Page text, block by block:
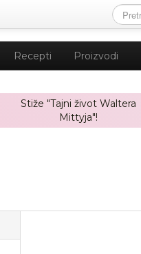
Recepti Proizvodi
Stiže "Tajni život Waltera
Mittyja"!